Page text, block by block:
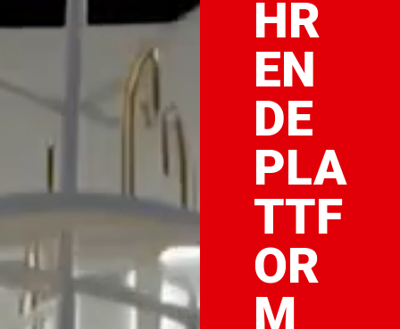
HR
EN
DE
PLA
TTF
OR
M